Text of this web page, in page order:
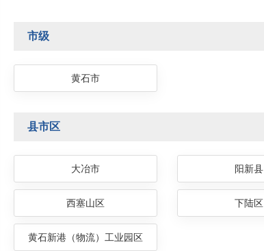
市级
黄石市
县市区
大冶市 阳新县
西塞山区 下陆区
黄石新港（物流）工业园区